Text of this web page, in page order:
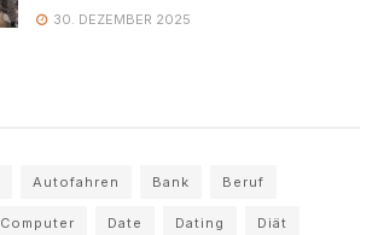
30. DEZEMBER 2025
Autofahren Bank Beruf
Computer Date Dating Diät